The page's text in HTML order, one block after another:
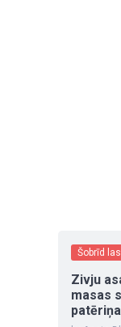
Šobrīd
Zivju
masas
patēriņa